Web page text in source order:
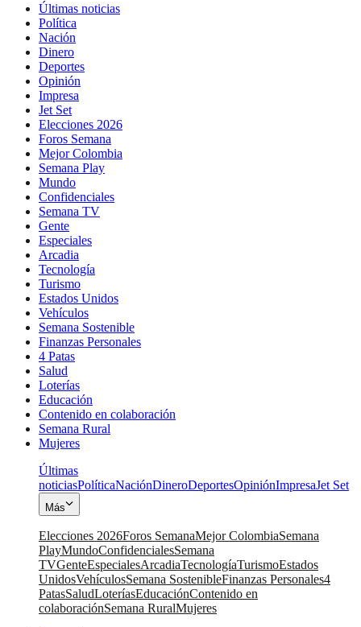
Últimas noticias
Política
Nación
Dinero
Deportes
Opinión
Impresa
Jet Set
Elecciones 2026
Foros Semana
Mejor Colombia
Semana Play
Mundo
Confidenciales
Semana TV
Gente
Especiales
Arcadia
Tecnología
Turismo
Estados Unidos
Vehículos
Semana Sostenible
Finanzas Personales
4 Patas
Salud
Loterías
Educación
Contenido en colaboración
Semana Rural
Mujeres
Últimas
noticiasPolíticaNaciónDineroDeportesOpiniónImpresaJet Set
Más
Elecciones 2026Foros SemanaMejor ColombiaSemana
PlayMundoConfidencialesSemana
TVGenteEspecialesArcadiaTecnologíaTurismoEstados
UnidosVehículosSemana SostenibleFinanzas Personales4
PatasSaludLoteríasEducaciónContenido en
colaboraciónSemana RuralMujeres